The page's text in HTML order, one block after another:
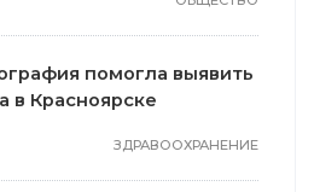
помогла выявить
в Красноярске
ЗДРАВООХРАНЕНИЕ